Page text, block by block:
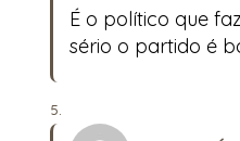
É o político que
sério o partido é